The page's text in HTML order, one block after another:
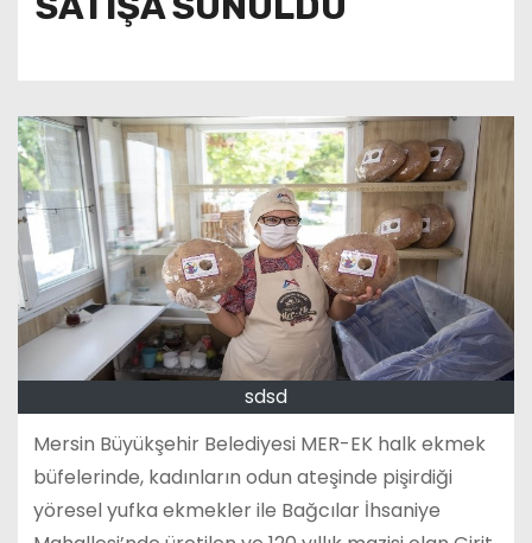
sdsd
Mersin Büyükşehir Belediyesi MER-EK halk ekmek
büfelerinde, kadınların odun ateşinde pişirdiği
yöresel yufka ekmekler ile Bağcılar İhsaniye